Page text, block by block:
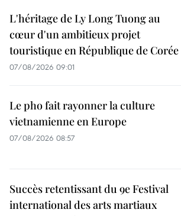
L'héritage de Ly Long Tuong au
cœur d'un ambitieux projet
touristique en République de Corée
07/08/2026 09:01
Le pho fait rayonner la culture
vietnamienne en Europe
07/08/2026 08:57
Succès retentissant du 9e Festival
international des arts martiaux